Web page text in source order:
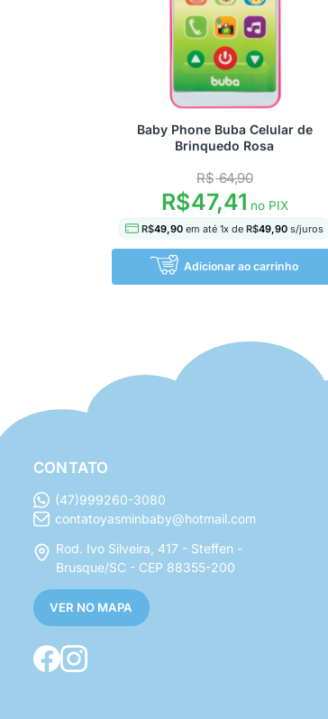
Baby Phone Buba Celular de
Brinquedo Rosa
R$64,90
R$47,41 no PIX
R$49,90 em até1x deR$49,90 s/juros
Adicionar ao carrinho
CONTATO
(47)999260-3080
contatoyasminbaby@hotmail.com
Rod. Ivo Silveira, 417 - Steffen -
Brusque/SC - CEP 88355-200
VER NO MAPA